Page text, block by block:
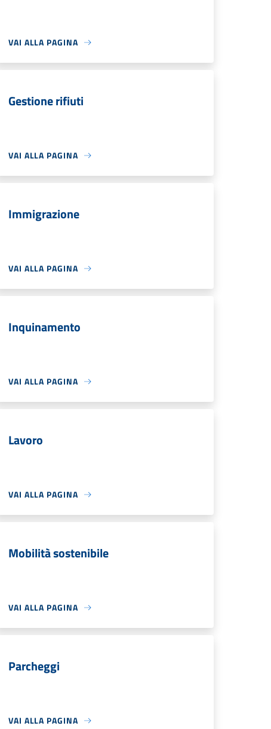
VAI ALLA PAGINA
Gestione rifiuti
VAI ALLA PAGINA
Immigrazione
VAI ALLA PAGINA
Inquinamento
VAI ALLA PAGINA
Lavoro
VAI ALLA PAGINA
Mobilità sostenibile
VAI ALLA PAGINA
Parcheggi
VAI ALLA PAGINA